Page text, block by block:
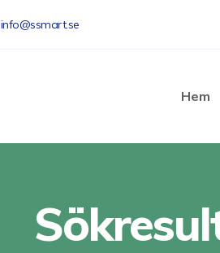
info@ssmart.se
Hem